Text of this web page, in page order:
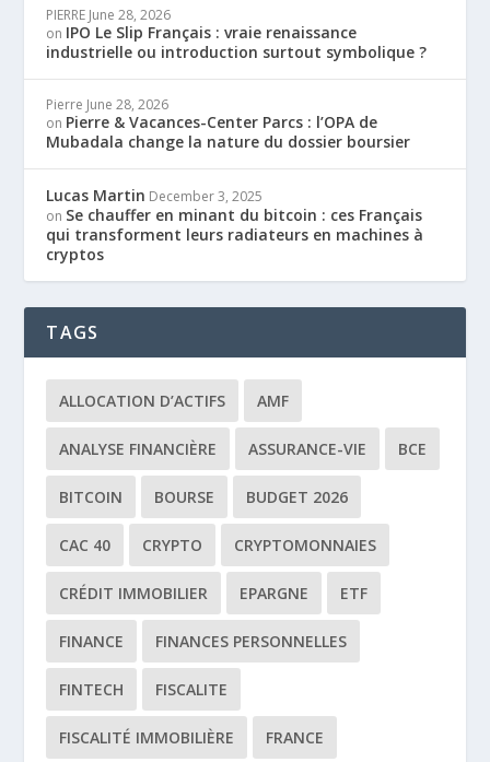
PIERRE June 28, 2026
on IPO Le Slip Français : vraie renaissance
industrielle ou introduction surtout symbolique ?
Pierre June 28, 2026
on Pierre & Vacances-Center Parcs : l’OPA de
Mubadala change la nature du dossier boursier
Lucas Martin December 3, 2025
on Se chauffer en minant du bitcoin : ces Français
qui transforment leurs radiateurs en machines à
cryptos
TAGS
ALLOCATION D’ACTIFS AMF
ANALYSE FINANCIÈRE ASSURANCE-VIE BCE
BITCOIN BOURSE BUDGET 2026
CAC 40 CRYPTO CRYPTOMONNAIES
CRÉDIT IMMOBILIER EPARGNE ETF
FINANCE FINANCES PERSONNELLES
FINTECH FISCALITE
FISCALITÉ IMMOBILIÈRE FRANCE